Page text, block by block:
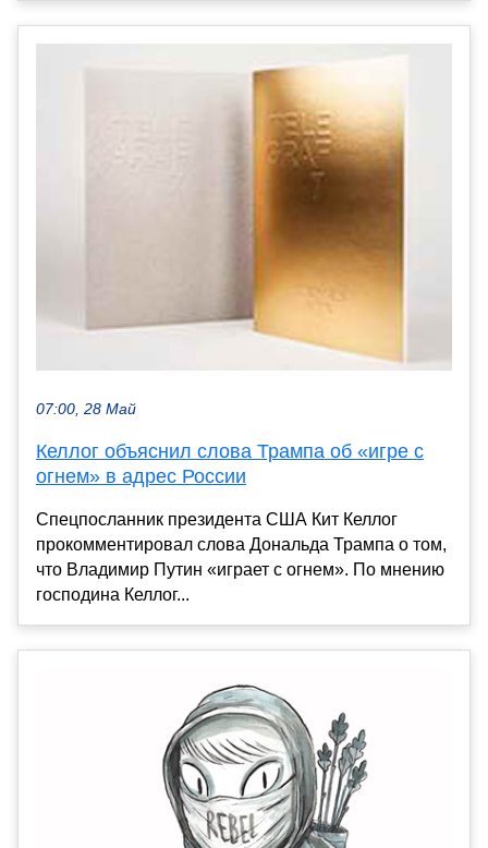
07:00, 28 Май
Келлог объяснил слова Трампа об «игре с
огнем» в адрес России
Спецпосланник президента США Кит Келлог
прокомментировал слова Дональда Трампа о том,
что Владимир Путин «играет с огнем». По мнению
господина Келлог...